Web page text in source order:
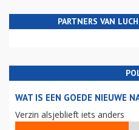
PARTNERS VAN
WAT IS EEN GOEDE NIEUWE
Verzin alsjeblieft iets anders